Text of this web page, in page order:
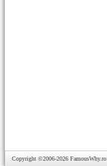
Copyright ©2006-2026 FamousWhy.ro